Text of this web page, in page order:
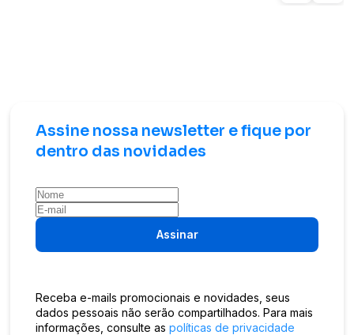
Assine nossa newsletter e fique por
dentro das novidades
Assinar
Receba e-mails promocionais e novidades, seus
dados pessoais não serão compartilhados. Para mais
informações, consulte as políticas de privacidade